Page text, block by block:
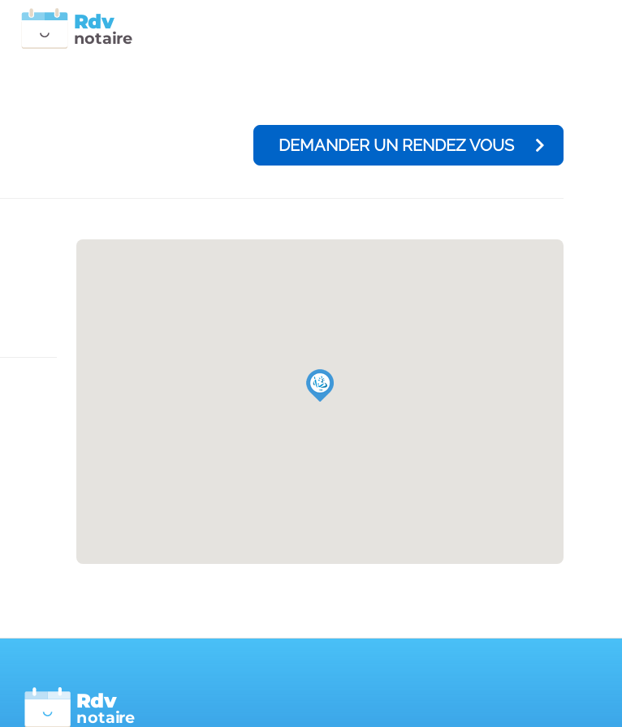
notaire
Rdv
DEMANDER UN RENDEZ VOUS
notaire
Rdv